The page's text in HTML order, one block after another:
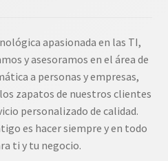
apasionada en las TI,
y asesoramos en el área de
a personas y empresas,
zapatos de nuestros clientes
personalizado de calidad.
es hacer siempre y en todo
ti y tu negocio.